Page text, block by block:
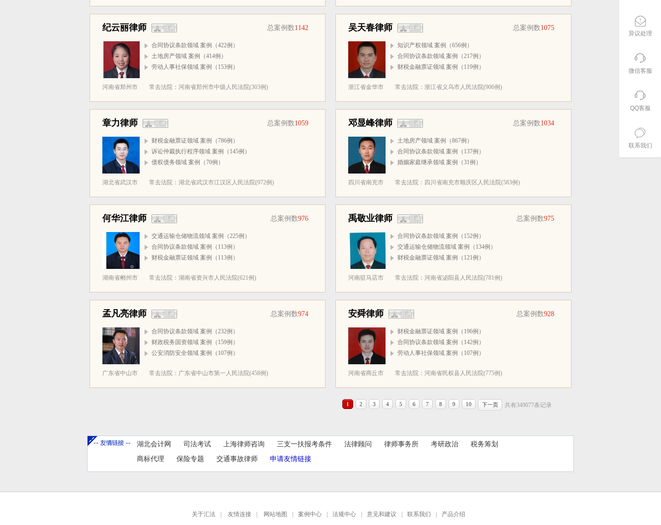
纪云丽律师 总案例数1142
合同协议条款领域 案例（422例）
土地房产领域 案例（414例）
劳动人事社保领域 案例（153例）
河南省郑州市 常去法院：河南省郑州市中级人民法院(303例)
吴天春律师 总案例数1075
知识产权领域 案例（656例）
合同协议条款领域 案例（217例）
财税金融票证领域 案例（119例）
浙江省金华市 常去法院：浙江省义乌市人民法院(906例)
章力律师 总案例数1059
财税金融票证领域 案例（786例）
诉讼仲裁执行程序领域 案例（145例）
债权债务领域 案例（70例）
湖北省武汉市 常去法院：湖北省武汉市江汉区人民法院(972例)
邓显峰律师 总案例数1034
土地房产领域 案例（867例）
合同协议条款领域 案例（137例）
婚姻家庭继承领域 案例（31例）
四川省南充市 常去法院：四川省南充市顺庆区人民法院(583例)
何华江律师 总案例数976
交通运输仓储物流领域 案例（225例）
合同协议条款领域 案例（113例）
财税金融票证领域 案例（113例）
湖南省郴州市 常去法院：湖南省资兴市人民法院(621例)
禹敬业律师 总案例数975
合同协议条款领域 案例（152例）
交通运输仓储物流领域 案例（134例）
财税金融票证领域 案例（121例）
河南驻马店市 常去法院：河南省泌阳县人民法院(781例)
孟凡亮律师 总案例数974
合同协议条款领域 案例（232例）
财政税务国资领域 案例（159例）
公安消防安全领域 案例（107例）
广东省中山市 常去法院：广东省中山市第一人民法院(458例)
安舜律师 总案例数928
财税金融票证领域 案例（196例）
合同协议条款领域 案例（142例）
劳动人事社保领域 案例（107例）
河南省商丘市 常去法院：河南省民权县人民法院(775例)
1 2 3 4 5 6 7 8 9 10 下一页 共有349077条记录
湖北会计网 司法考试 上海律师咨询 三支一扶报考条件 法律顾问 律师事务所 考研政治
税务筹划
商标代理
保险专题 交通事故律师 申请友情链接
异议处理
微信客服
QQ客服
联系我们
关于汇法 友情连接 网站地图 案例中心 法规中心 意见和建议 联系我们 产品介绍